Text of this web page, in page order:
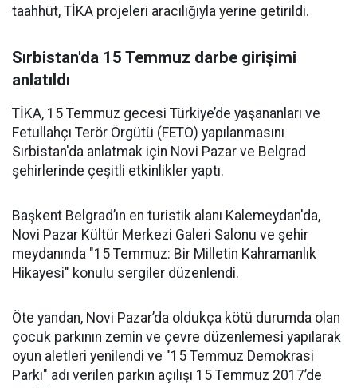
taahhüt, TİKA projeleri aracılığıyla yerine getirildi.
Sırbistan'da 15 Temmuz darbe girişimi
anlatıldı
TİKA, 15 Temmuz gecesi Türkiye’de yaşananları ve
Fetullahçı Terör Örgütü (FETÖ) yapılanmasını
Sırbistan'da anlatmak için Novi Pazar ve Belgrad
şehirlerinde çeşitli etkinlikler yaptı.
Başkent Belgrad’ın en turistik alanı Kalemeydan'da,
Novi Pazar Kültür Merkezi Galeri Salonu ve şehir
meydanında "15 Temmuz: Bir Milletin Kahramanlık
Hikayesi" konulu sergiler düzenlendi.
Öte yandan, Novi Pazar’da oldukça kötü durumda olan
çocuk parkının zemin ve çevre düzenlemesi yapılarak
oyun aletleri yenilendi ve "15 Temmuz Demokrasi
Parkı" adı verilen parkın açılışı 15 Temmuz 2017’de